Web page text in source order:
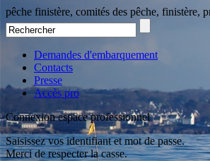
pêche finistère, comités des pêche, finistère,
Demandes d'embarquement
Contacts
Presse
Accès pro
Connexion espace professionnel
Saisissez vos identifiant et mot de passe.
Merci de respecter la casse.